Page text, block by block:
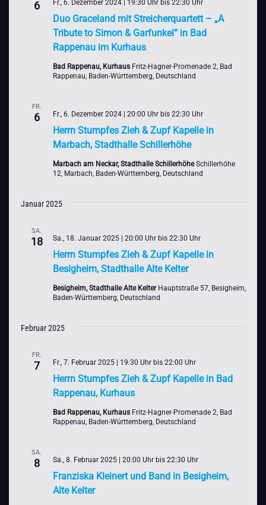
6
Duo Graceland mit Streicherquartett – „A
Tribute to Simon & Garfunkel“ in Bad
Rappenau im Kurhaus
Fr., 6. Dezember 2024 | 19:30 Uhrbis 22:30 Uhr
Bad Rappenau, Kurhaus Fritz-Hagner-Promenade 2, Bad
Rappenau, Baden-Württemberg, Deutschland
FR.
6
Herrn Stumpfes Zieh & Zupf Kapelle in
Marbach, Stadthalle Schillerhöhe
Fr., 6. Dezember 2024 | 20:00 Uhrbis 22:30 Uhr
Marbach am Neckar, Stadthalle SchillerhöheSchillerhöhe
12, Marbach, Baden-Württemberg, Deutschland
Januar 2025
SA.
18
Herrn Stumpfes Zieh & Zupf Kapelle in
Besigheim, Stadthalle Alte Kelter
Sa., 18. Januar 2025 | 20:00 Uhrbis 22:30 Uhr
Besigheim, Stadthalle Alte Kelter Hauptstraße 57, Besigheim,
Baden-Württemberg, Deutschland
Februar 2025
FR.
7
Herrn Stumpfes Zieh & Zupf Kapelle in Bad
Rappenau, Kurhaus
Fr., 7. Februar 2025 | 19:30 Uhrbis 22:00 Uhr
Bad Rappenau, Kurhaus Fritz-Hagner-Promenade 2, Bad
Rappenau, Baden-Württemberg, Deutschland
SA.
8
Franziska Kleinert und Band in Besigheim,
Alte Kelter
Sa., 8. Februar 2025 | 20:00 Uhrbis 22:30 Uhr